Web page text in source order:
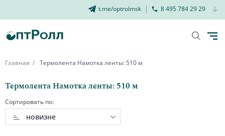
t.me/optrolmsk 8 495 784 29 29
Главная Термолента Намотка ленты: 510 м
Термолента Намотка ленты: 510 м
Сортировать по:
новизне